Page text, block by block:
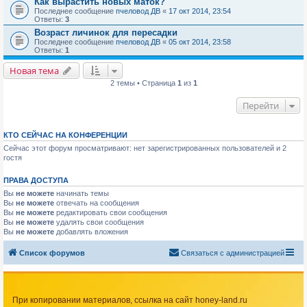
Последнее сообщение пчеловод ДВ « 17 окт 2014, 23:54
Ответы: 3
Возраст личинок для пересадки
Последнее сообщение пчеловод ДВ « 05 окт 2014, 23:58
Ответы: 1
Новая тема
2 темы • Страница 1 из 1
Перейти
КТО СЕЙЧАС НА КОНФЕРЕНЦИИ
Сейчас этот форум просматривают: нет зарегистрированных пользователей и 2
гостя
ПРАВА ДОСТУПА
Вы не можете начинать темы
Вы не можете отвечать на сообщения
Вы не можете редактировать свои сообщения
Вы не можете удалять свои сообщения
Вы не можете добавлять вложения
Список форумов Связаться с администрацией
При копировании материалов, ссылка на сайт honey-land.ru